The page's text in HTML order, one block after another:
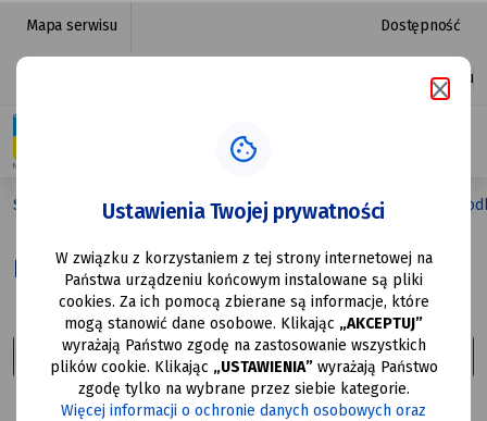
przejdź do nawigacji strony
przejdź do treści strony
przejdź do stopki strony
Edukacja
transformacja
|
Urząd
Miasta
Mysłowice
Mapa serwisu Dostępność
Ułatwienia dostępu
Platforma zakupowa
Strona główna Urząd Miasta Projekty europejskie
Edukacja - transformacja
Źródło dofinansowania.
Ustawienia Twojej prywatności
W związku z korzystaniem z tej strony internetowej na
Państwa urządzeniu końcowym instalowane są pliki
cookies. Za ich pomocą zbierane są informacje, które
mogą stanowić dane osobowe. Klikając „AKCEPTUJ”
wyrażają Państwo zgodę na zastosowanie wszystkich
plików cookie. Klikając „USTAWIENIA”wyrażają Państwo
zgodę tylko na wybrane przez siebie kategorie.
Więcej informacji o ochronie danych osobowych oraz